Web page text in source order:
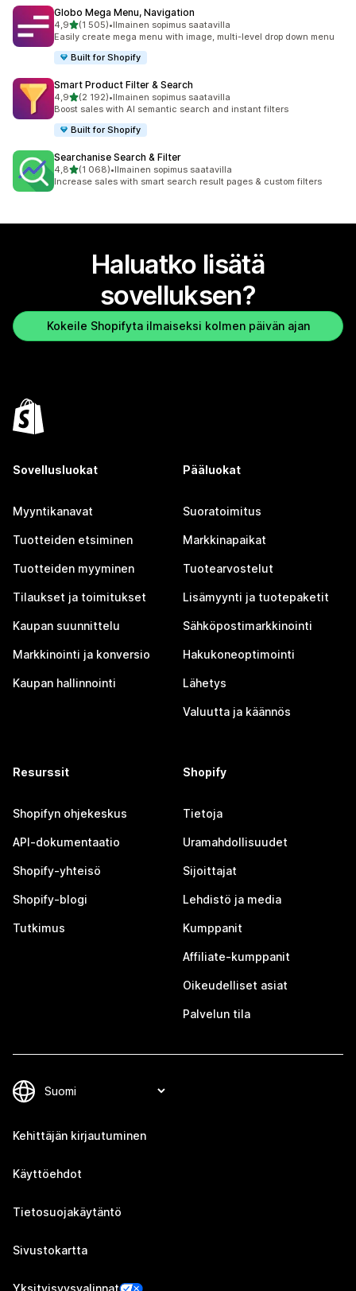
Globo Mega Menu, Navigation
4,9/ 5 tähteä
(1 505)
1505 arvostelua yhteensä
•Ilmainen sopimus saatavilla
Easily create mega menu with image, multi-level drop down menu
Built for Shopify
Smart Product Filter & Search
4,9/ 5 tähteä
(2 192)
2192 arvostelua yhteensä
•Ilmainen sopimus saatavilla
Boost sales with AI semantic search and instant filters
Built for Shopify
Searchanise Search & Filter
4,8/ 5 tähteä
(1 068)
1068 arvostelua yhteensä
•Ilmainen sopimus saatavilla
Increase sales with smart search result pages & custom filters
Haluatko lisätä
sovelluksen?
Kokeile Shopifyta ilmaiseksi kolmen päivän ajan
Sovellusluokat
Myyntikanavat
Tuotteiden etsiminen
Tuotteiden myyminen
Tilaukset ja toimitukset
Kaupan suunnittelu
Markkinointi ja konversio
Kaupan hallinnointi
Pääluokat
Suoratoimitus
Markkinapaikat
Tuotearvostelut
Lisämyynti ja tuotepaketit
Sähköpostimarkkinointi
Hakukoneoptimointi
Lähetys
Valuutta ja käännös
Resurssit
Shopifyn ohjekeskus
API-dokumentaatio
Shopify-yhteisö
Shopify-blogi
Tutkimus
Shopify
Tietoja
Uramahdollisuudet
Sijoittajat
Lehdistö ja media
Kumppanit
Affiliate-kumppanit
Oikeudelliset asiat
Palvelun tila
Kehittäjän kirjautuminen
Käyttöehdot
Tietosuojakäytäntö
Sivustokartta